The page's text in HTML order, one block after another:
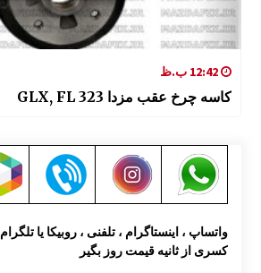
12:42 ب.ظ
کاسه چرخ عقب مزدا 323 GLX, FL
واتساپ ، اینستاگرام ، تلفنی ، روبیکا یا تلگرام
کسری از ثانیه قیمت روز بگیر